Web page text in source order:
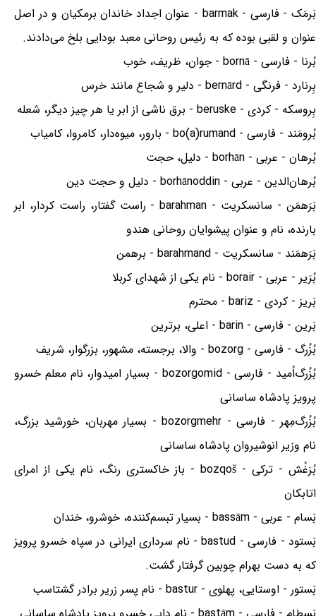
بَرمَک - فارسی - barmak - عنوان اجداد خاندان برمکیان و در اصل
عنوان و لقبی بوده که به رئیس روحانی معبد بودایی بلخ می‌دادند.
بُرنا - فارسی - bornā - جوان، ظریف، خوب
بِرنارد - فرنگی - bernārd - دلیر و شجاع مانند خرس
بِروسکه - کردی - beruske - برق ناشی از ابر یا هر چیز دیگر، شعله
بُرومَند - فارسی - bo(a)rumand - بارور، میوه‌دار، کامروا، کامیاب
بُرهان - عربی - borhān - دلیل، حجت
بُرهان‌الدین - عربی - borhānoddin - دلیل و حجت دین
بَرَهمَن - سانسکریت - barahman - راست گفتار، راست کردار، ابر
بارنده، نام و عنوان پیشوایان روحانی هندو
بَرَهمَند - سانسکریت - barahmand - برهمن
بُرَیر - عربی - borair - نام یکی از شهدای کربلا
بَریز - کردی - bariz - محترم
بَرین - فارسی - barin - اعلی، برترین
بُزُرگ - فارسی - bozorg - والا، برجسته، مشهور، بزرگوار، شریف
بُزُرگ‌اُمید - فارسی - bozorgomid - بسیار امیدوار، نام معلم خسرو
پرویز پادشاه ساسانی
بُزُرگ‌مِهر - فارسی - bozorgmehr - بسیار مهربان، خورشید بزرگ،
نام وزیر انوشیروان پادشاه ساسانی
بُزغُش - ترکی - bozqoš - باز خاکستری رنگ، نام یکی از امرای
اتابکان
بَسام - عربی - bassām - بسیار تبسم‌کننده، خوشرو، خندان
بَستود - فارسی - bastud - نام سرداری ایرانی در سپاه خسرو پرویز
که به دست بهرام چوبین گرفتار گشت.
بَستور - اوستایی، پهلوی - bastur - نام پسر زریر برادر گشتاسب